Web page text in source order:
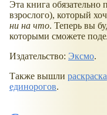
Эта книга обязательно
взрослого), который
ни на что. Теперь вы
которыми сможете
Издательство: Эксмо.
Также вышли раскраска
единорогов.